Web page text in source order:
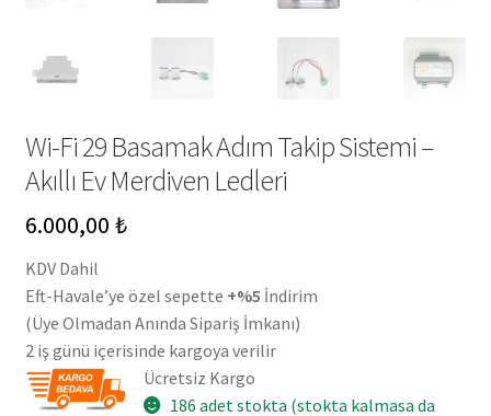
Wi-Fi 29 Basamak Adım Takip Sistemi –
Akıllı Ev Merdiven Ledleri
6.000,00 ₺
KDV Dahil
Eft-Havale’ye özel sepette +%5 İndirim
(Üye Olmadan Anında Sipariş İmkanı)
2 iş günü içerisinde kargoya verilir
Ücretsiz Kargo
186 adet stokta (stokta kalmasa da